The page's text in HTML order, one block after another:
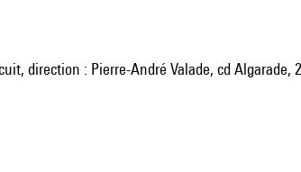
direction : Pierre-André Valade, cd Algarade,